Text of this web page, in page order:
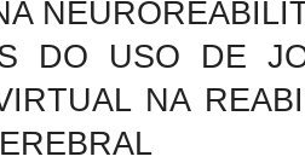
DO USO DE
NA